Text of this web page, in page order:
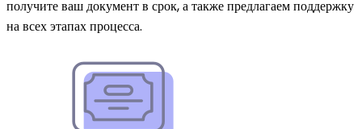
получите ваш документ в срок, а также предлагаем поддержку
на всех этапах процесса.